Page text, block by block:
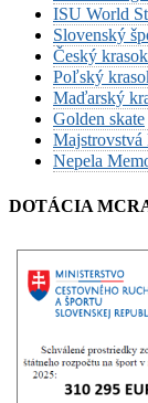
ISU World
Slovenský
Český
Poľský
Maďarský
Golden skate
Majstrovstvá
Nepela
DOTÁCIA